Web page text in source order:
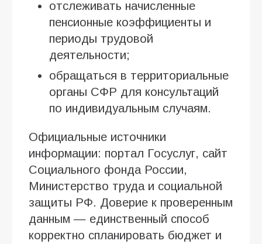
отслеживать начисленные
пенсионные коэффициенты и
периоды трудовой
деятельности;
обращаться в территориальные
органы СФР для консультаций
по индивидуальным случаям.
Официальные источники
информации: портал Госуслуг, сайт
Социального фонда России,
Министерство труда и социальной
защиты РФ. Доверие к проверенным
данным — единственный способ
корректно спланировать бюджет и